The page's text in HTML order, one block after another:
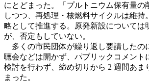
にとどまった。「プルトニウム保有量の
しつつ、再処理・核燃料サイクルは維持
略として推進する。原発新設については
が、否定もしていない。
多くの市民団体が繰り返し要請したの
聴会などは開かず、パブリックコメント
検討を行わず、締め切りから 2 週間あま
まった。